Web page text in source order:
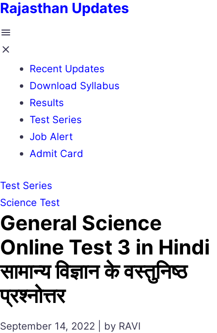
Rajasthan Updates
Recent Updates
Download Syllabus
Results
Test Series
Job Alert
Admit Card
Test Series
Science Test
General Science
Online Test 3 in Hindi
सामान्य विज्ञान के वस्तुनिष्ठ
प्रश्नोत्तर
September 14, 2022 | by RAVI